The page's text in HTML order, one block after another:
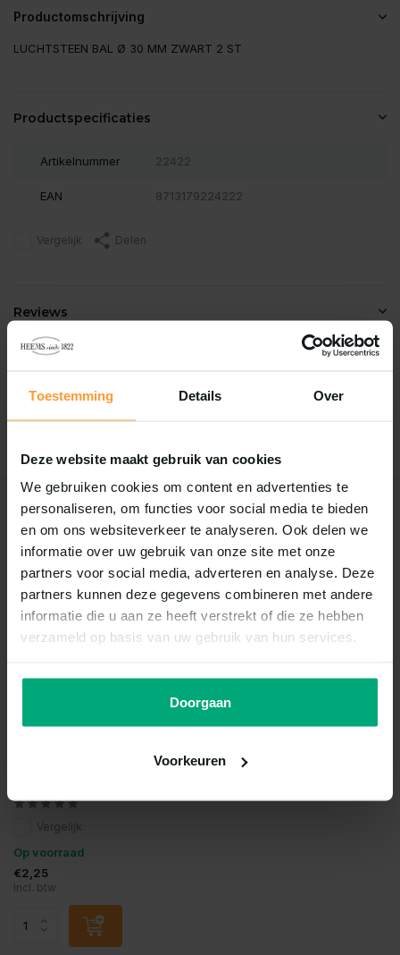
Toestemming Details Over
Deze website maakt gebruik van cookies
We gebruiken cookies om content en advertenties te
personaliseren, om functies voor social media te bieden
en om ons websiteverkeer te analyseren. Ook delen we
informatie over uw gebruik van onze site met onze
partners voor social media, adverteren en analyse. Deze
partners kunnen deze gegevens combineren met andere
informatie die u aan ze heeft verstrekt of die ze hebben
verzameld op basis van uw gebruik van hun services.
Doorgaan
Voorkeuren
Productomschrijving
LUCHTSTEEN BAL Ø 30 MM ZWART 2 ST
Productspecificaties
Artikelnummer 22422
EAN 8713179224222
Vergelijk Delen
Reviews
Recent bekeken
HS Aqua Producten | Alles voor
Hs aqua luchtsteen bal 20
Vergelijk
Op voorraad
€2,25
Incl. btw